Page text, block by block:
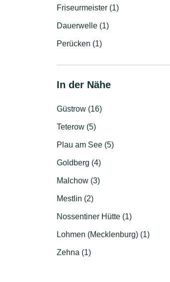
Friseurmeister (1)
Dauerwelle (1)
Perücken (1)
In der Nähe
Güstrow (16)
Teterow (5)
Plau am See (5)
Goldberg (4)
Malchow (3)
Mestlin (2)
Nossentiner Hütte (1)
Lohmen (Mecklenburg) (1)
Zehna (1)